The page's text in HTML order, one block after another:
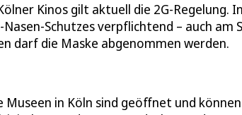
Kinos gilt aktuell die 2G-Regelung.
Schutzes verpflichtend – auch
darf die Maske abgenommen werden.
Museen in Köln sind geöffnet und